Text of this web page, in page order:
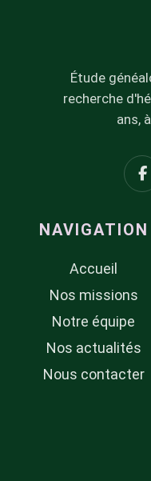
Étude
recherche
ans,
NAVIGATION
Accueil
Nos missions
Notre équipe
Nos actualités
Nous contacter